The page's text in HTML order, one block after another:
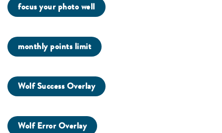
focus your photo well
monthly points limit
Wolf Success Overlay
Wolf Error Overlay